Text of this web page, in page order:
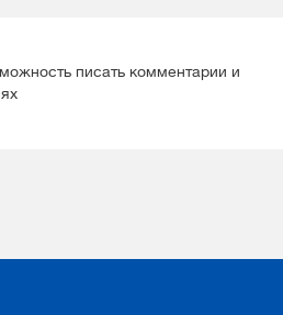
писать комментарии и